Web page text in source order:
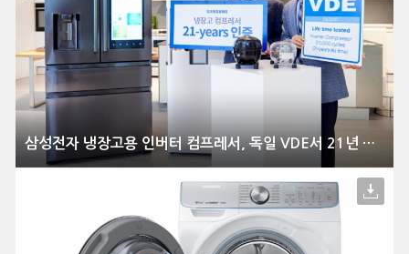
삼성전자 냉장고용 인버터 컴프레서, 독일 VDE서 21년 수명 인증